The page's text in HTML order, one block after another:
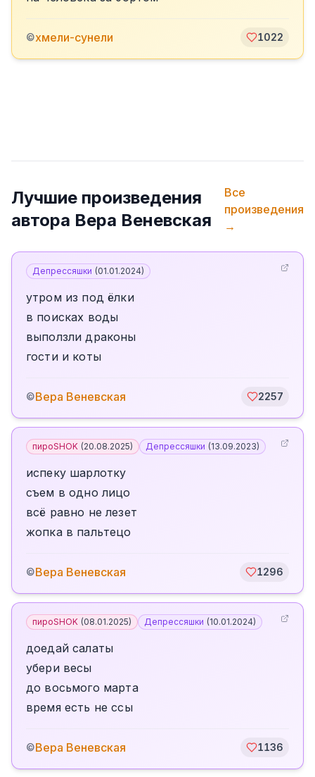
©хмели-сунели 1022
Лучшие произведения
автора Вера Веневская
Все
произведения
→
Депрессяшки (01.01.2024)
утром из под ёлки
в поисках воды
выползли драконы
гости и коты
©Вера Веневская 2257
пироSHOK (20.08.2025) Депрессяшки (13.09.2023)
испеку шарлотку
съем в одно лицо
всё равно не лезет
жопка в пальтецо
©Вера Веневская 1296
пироSHOK (08.01.2025) Депрессяшки (10.01.2024)
доедай салаты
убери весы
до восьмого марта
время есть не ссы
©Вера Веневская 1136